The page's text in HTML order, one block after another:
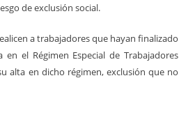
de exclusión social.
a trabajadores que hayan finalizado
el Régimen Especial de Trabajadores
alta en dicho régimen, exclusión que no